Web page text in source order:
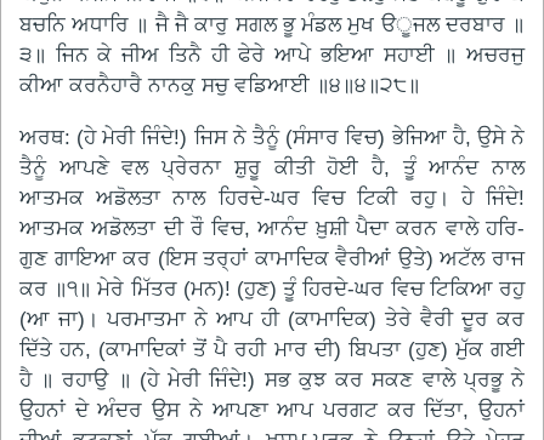
ਬਚਨਿ ਅਧਾਰਿ ॥ ਜੈ ਜੈ ਕਾਰੁ ਸਗਲ ਭੂ ਮੰਡਲ ਮੁਖ ੳੂਜਲ ਦਰਬਾਰ ॥
੩॥ ਜਿਨ ਕੇ ਜੀਅ ਤਿਨੈ ਹੀ ਫੇਰੇ ਆਪੇ ਭਇਆ ਸਹਾਈ ॥ ਅਚਰਜੁ
ਕੀਆ ਕਰਨੈਹਾਰੈ ਨਾਨਕੁ ਸਚੁ ਵਡਿਆਈ ॥੪॥੪॥੨੮॥
ਅਰਥ: (ਹੇ ਮੇਰੀ ਜਿੰਦੇ!) ਜਿਸ ਨੇ ਤੈਨੂੰ (ਸੰਸਾਰ ਵਿਚ) ਭੇਜਿਆ ਹੈ, ਉਸੇ ਨੇ
ਤੈਨੂੰ ਆਪਣੇ ਵਲ ਪ੍ਰੇਰਨਾ ਸ਼ੁਰੂ ਕੀਤੀ ਹੋਈ ਹੈ, ਤੂੰ ਆਨੰਦ ਨਾਲ
ਆਤਮਕ ਅਡੋਲਤਾ ਨਾਲ ਹਿਰਦੇ-ਘਰ ਵਿਚ ਟਿਕੀ ਰਹੁ। ਹੇ ਜਿੰਦੇ!
ਆਤਮਕ ਅਡੋਲਤਾ ਦੀ ਰੌ ਵਿਚ, ਆਨੰਦ ਖ਼ੁਸ਼ੀ ਪੈਦਾ ਕਰਨ ਵਾਲੇ ਹਰਿ-
ਗੁਣ ਗਾਇਆ ਕਰ (ਇਸ ਤਰ੍ਹਾਂ ਕਾਮਾਦਿਕ ਵੈਰੀਆਂ ਉਤੇ) ਅਟੱਲ ਰਾਜ
ਕਰ ॥੧॥ ਮੇਰੇ ਮਿੱਤਰ (ਮਨ)! (ਹੁਣ) ਤੂੰ ਹਿਰਦੇ-ਘਰ ਵਿਚ ਟਿਕਿਆ ਰਹੁ
(ਆ ਜਾ)। ਪਰਮਾਤਮਾ ਨੇ ਆਪ ਹੀ (ਕਾਮਾਦਿਕ) ਤੇਰੇ ਵੈਰੀ ਦੂਰ ਕਰ
ਦਿੱਤੇ ਹਨ, (ਕਾਮਾਦਿਕਾਂ ਤੋਂ ਪੈ ਰਹੀ ਮਾਰ ਦੀ) ਬਿਪਤਾ (ਹੁਣ) ਮੁੱਕ ਗਈ
ਹੈ ॥ ਰਹਾਉ ॥ (ਹੇ ਮੇਰੀ ਜਿੰਦੇ!) ਸਭ ਕੁਝ ਕਰ ਸਕਣ ਵਾਲੇ ਪ੍ਰਭੂ ਨੇ
ਉਹਨਾਂ ਦੇ ਅੰਦਰ ਉਸ ਨੇ ਆਪਣਾ ਆਪ ਪਰਗਟ ਕਰ ਦਿੱਤਾ, ਉਹਨਾਂ